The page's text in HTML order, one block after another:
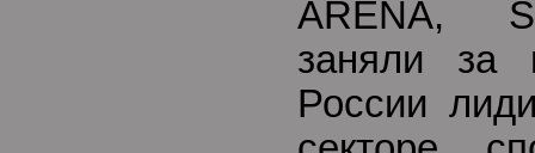
ARENA,
заняли за
России